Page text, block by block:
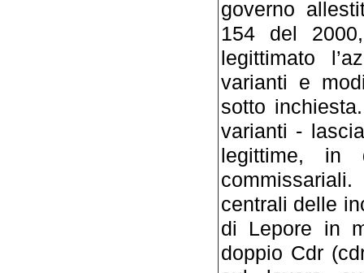
governo
154 del
legittimato
varianti e
sotto
varianti -
legittime, in
centrali delle
di Lepore in
doppio Cdr